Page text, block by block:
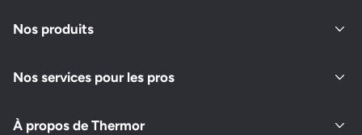
Nos produits
Nos services pour les pros
À propos de Thermor